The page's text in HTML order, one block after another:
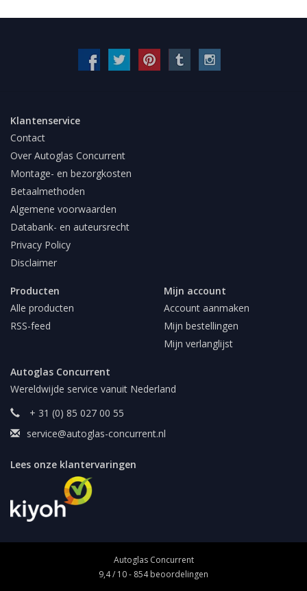
Klantenservice
Contact
Over Autoglas Concurrent
Montage- en bezorgkosten
Betaalmethoden
Algemene voorwaarden
Databank- en auteursrecht
Privacy Policy
Disclaimer
Producten
Alle producten
RSS-feed
Mijn account
Account aanmaken
Mijn bestellingen
Mijn verlanglijst
Autoglas Concurrent
Wereldwijde service vanuit Nederland
+ 31 (0) 85 027 00 55
service@autoglas-concurrent.nl
Lees onze klantervaringen
Autoglas Concurrent
9,4/ 10- 854beoordelingen